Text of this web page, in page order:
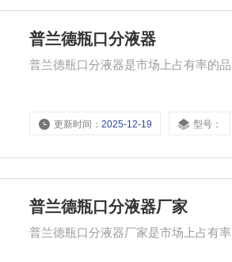
普兰德瓶口分液器
普兰德瓶口分液器是市场上占有率的
更新时间：2025-12-19 型号：
普兰德瓶口分液器厂家
普兰德瓶口分液器厂家是市场上占有